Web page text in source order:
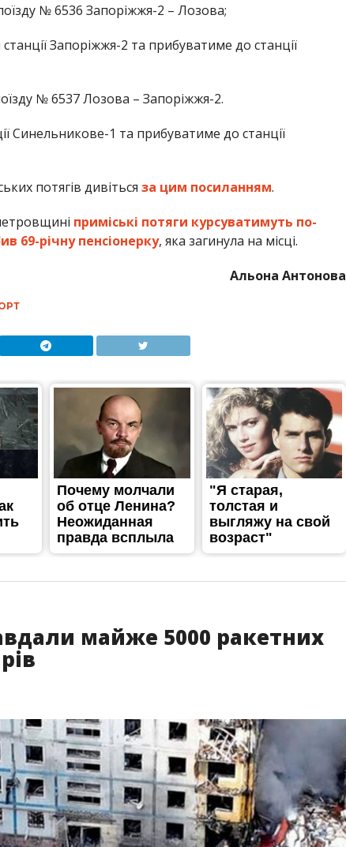
№ 6536 Запоріжжя-2 – Лозова;
Запоріжжя-2 та прибуватиме до станції
№ 6537 Лозова – Запоріжжя-2.
Синельникове-1 та прибуватиме до станції
потягів дивіться за цим посиланням.
приміські потяги курсуватимуть по-
69-річну пенсіонерку, яка загинула на місці.
Альона Антонова
майже 5000 ракетних